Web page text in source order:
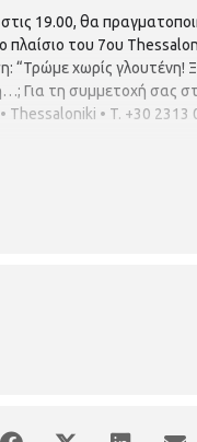
19.00, θα
πλαίσιο του 7ου
χωρίς γλουτένη!
Για τη συμμετοχή σας
• T. +30 2313